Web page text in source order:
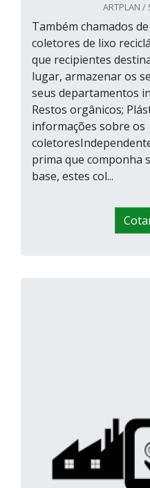
ARTPLAN /
Também chamados
coletores de lixo
que recipientes
lugar, armazenar os
seus departamentos
Restos orgânicos;
informações sobre os
prima que componha
base, estes col...